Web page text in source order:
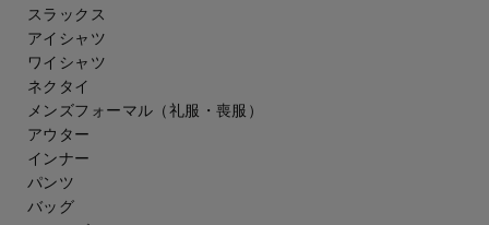
スラックス
アイシャツ
ワイシャツ
ネクタイ
メンズフォーマル （礼服・喪服）
アウター
インナー
パンツ
バッグ